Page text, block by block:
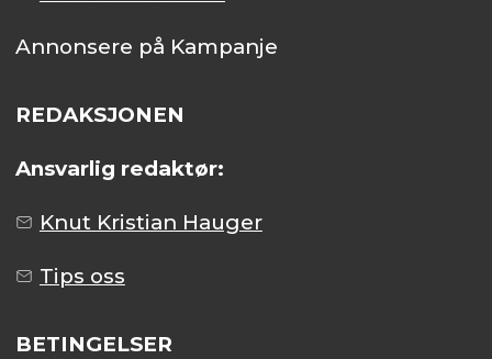
Annonsere på Kampanje
REDAKSJONEN
Ansvarlig redaktør:
Knut Kristian Hauger
Tips oss
BETINGELSER